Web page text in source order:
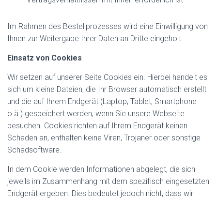
Im Rahmen des Bestellprozesses wird eine Einwilligung von
Ihnen zur Weitergabe Ihrer Daten an Dritte eingeholt.
Einsatz von Cookies
Wir setzen auf unserer Seite Cookies ein. Hierbei handelt es
sich um kleine Dateien, die Ihr Browser automatisch erstellt
und die auf Ihrem Endgerät (Laptop, Tablet, Smartphone
o.ä.) gespeichert werden, wenn Sie unsere Webseite
besuchen. Cookies richten auf Ihrem Endgerät keinen
Schaden an, enthalten keine Viren, Trojaner oder sonstige
Schadsoftware.
In dem Cookie werden Informationen abgelegt, die sich
jeweils im Zusammenhang mit dem spezifisch eingesetzten
Endgerät ergeben. Dies bedeutet jedoch nicht, dass wir